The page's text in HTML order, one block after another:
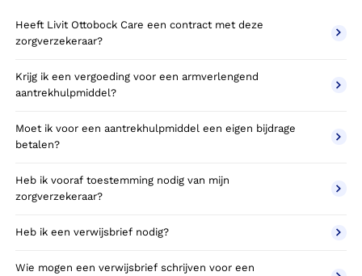
Heeft Livit Ottobock Care een contract met deze
zorgverzekeraar?
Krijg ik een vergoeding voor een armverlengend
aantrekhulpmiddel?
Moet ik voor een aantrekhulpmiddel een eigen bijdrage
betalen?
Heb ik vooraf toestemming nodig van mijn
zorgverzekeraar?
Heb ik een verwijsbrief nodig?
Wie mogen een verwijsbrief schrijven voor een